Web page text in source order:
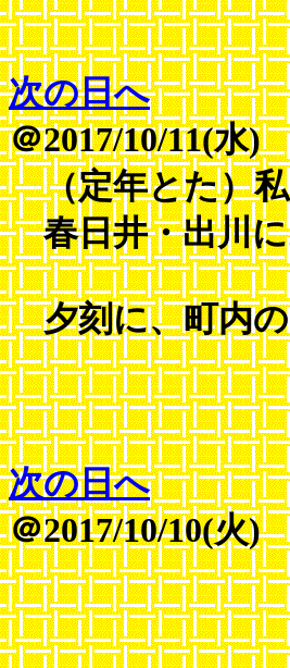
次の日へ
＠2017/10/11(水)
（定年とた）私
春日井・出川に
夕刻に、町内の
次の日へ
＠2017/10/10(火)